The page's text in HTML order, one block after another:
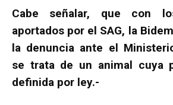
Cabe señalar, que con
aportados por el SAG, la
la denuncia ante el
se trata de un animal cuya
definida por ley.-